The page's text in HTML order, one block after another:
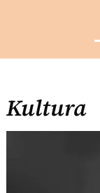
Kultura